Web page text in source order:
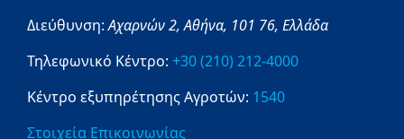
Διεύθυνση:Αχαρνών 2,Αθήνα, 101 76, Ελλάδα
Τηλεφωνικό Κέντρο: +30 (210) 212-4000
Κέντρο εξυπηρέτησης Αγροτών: 1540
Στοιχεία Επικοινωνίας